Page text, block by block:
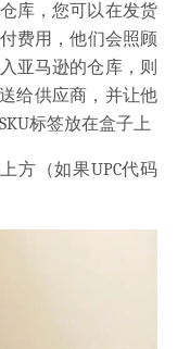
库，您可以在发货
费用 ，他们会照顾
亚马逊的仓库，则
给供应商， 并让他
标签放在盒子上
方 （如果UPC代码